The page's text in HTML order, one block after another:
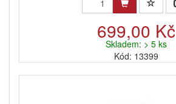
699,00 Kč
Skladem: > 5 ks
Kód: 13399